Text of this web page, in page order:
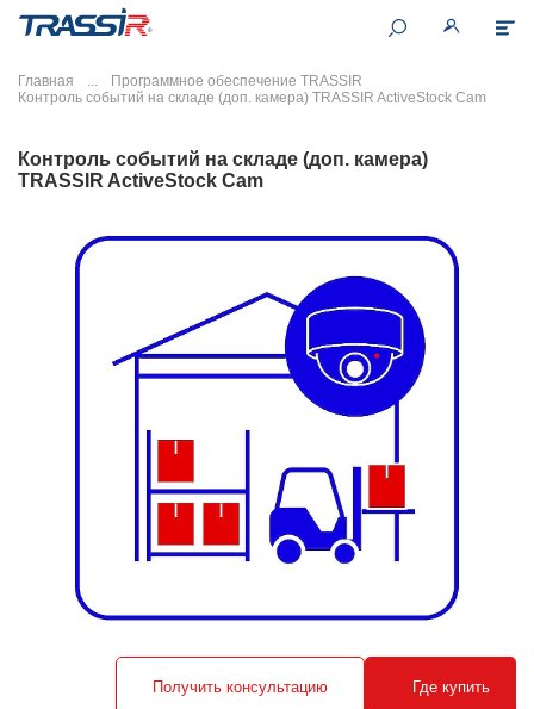
Главная
Программное обеспечение TRASSIR
Контроль событий на складе (доп. камера) TRASSIR ActiveStock Cam
Контроль событий на складе (доп. камера)
TRASSIR ActiveStock Cam
Где купить
Получить консультацию